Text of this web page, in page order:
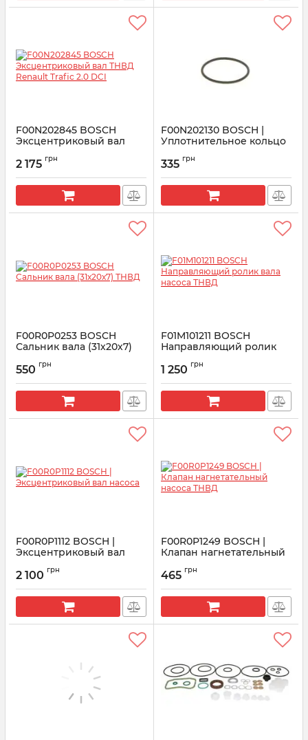
F00N202845 BOSCH
Эксцентриковый вал
DCI
Артикул: F00N202845
2 175 грн
F00N202130 BOSCH |
Уплотнительное кольцо
335 грн
F00R0P0253 BOSCH
Сальник вала (31х20х7)
Артикул:
550 грн
F01M101211 BOSCH
Направляющий ролик
Артикул:
1 250 грн
F00R0P1112 BOSCH |
Эксцентриковый вал
Артикул:
2 100 грн
F00R0P1249 BOSCH |
Клапан нагнетательный
Артикул:
465 грн